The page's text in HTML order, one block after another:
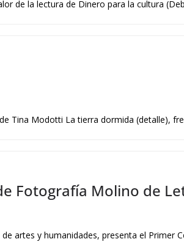
de la lectura de Dinero para la cultura
Tina Modotti La tierra dormida (detalle),
Fotografía Molino de
artes y humanidades, presenta el